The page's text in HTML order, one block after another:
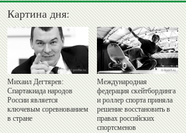
Картина дня:
Михаил Дегтярев:
Спартакиада народов
России является
ключевым соревнованием
в стране
Международная
федерация скейтбординга
и роллер спорта приняла
решение восстановить в
правах российских
спортсменов